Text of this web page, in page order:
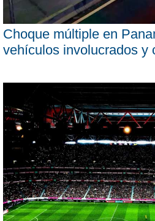
Choque múltiple en
vehículos involucrados y